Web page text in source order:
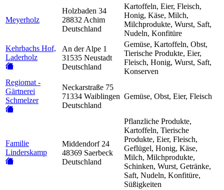
Meyerholz
Holzbaden 34
28832 Achim
Deutschland
Kartoffeln, Eier, Fleisch,
Honig, Käse, Milch,
Milchprodukte, Wurst, Saft,
Nudeln, Konfitüre
Kehrbachs Hof,
Laderholz
An der Alpe 1
31535 Neustadt
Deutschland
Gemüse, Kartoffeln, Obst,
Tierische Produkte, Eier,
Fleisch, Honig, Wurst, Saft,
Konserven
Regiomat -
Gärtnerei
Schmelzer
Neckarstraße 75
71334 Waiblingen
Deutschland
Gemüse, Obst, Eier, Fleisch
Familie
Linderskamp
Middendorf 24
48369 Saerbeck
Deutschland
Pflanzliche Produkte,
Kartoffeln, Tierische
Produkte, Eier, Fleisch,
Geflügel, Honig, Käse,
Milch, Milchprodukte,
Schinken, Wurst, Getränke,
Saft, Nudeln, Konfitüre,
Süßigkeiten